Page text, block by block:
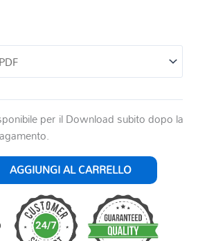
per il Download subito dopo la
AGGIUNGI AL CARRELLO